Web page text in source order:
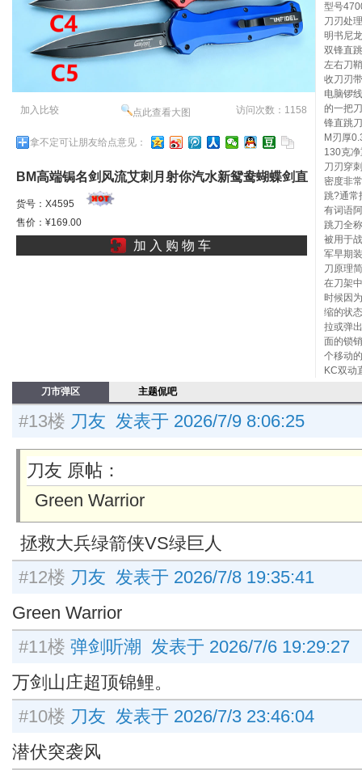
加入比较 点此查看大图 访问次数：1158
拿不定可让朋友给点意见：
BM高端锔名剑风流艾刺月射你汽水新鸳鸯蝴蝶剑直
跳三剑客集结号
货号：X4595
售价：¥169.00
加 入 购 物 车
型号
刀刃处
明书尼
双锋直
左右刀
收刀刃
电脑锣
的一把
锋直跳
M刃厚
130克
刀刃穿
密度非
跳?通常
有词语
跳刀全
被用于
军早期
刀原理
在刀架
时候因
缩的状
拉或弹
面的锁
个移动
KC双动
刀市弹区
主题侃吧
#13楼 刀友 发表于 2026/7/9 8:06:25
刀友 原帖：
Green Warrior
拯救大兵绿箭侠VS绿巨人
#12楼 刀友 发表于 2026/7/8 19:35:41
Green Warrior
#11楼 弹剑听潮 发表于 2026/7/6 19:29:27
万剑山庄超顶锦鲤。
#10楼 刀友 发表于 2026/7/3 23:46:04
潜伏突袭风